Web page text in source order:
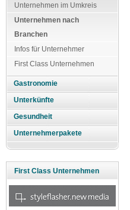
Unternehmen im Umkreis
Unternehmen nach
Branchen
Infos für Unternehmer
First Class Unternehmen
Gastronomie
Unterkünfte
Gesundheit
Unternehmerpakete
First Class Unternehmen